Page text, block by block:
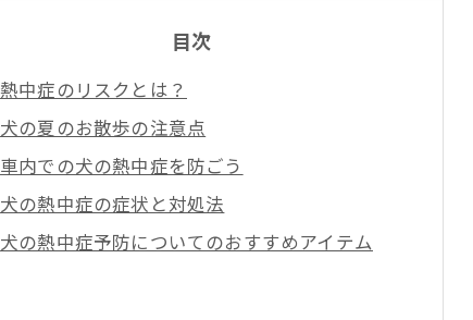
目次
熱中症のリスクとは？
犬の夏のお散歩の注意点
車内での犬の熱中症を防ごう
犬の熱中症の症状と対処法
犬の熱中症予防についてのおすすめアイテム